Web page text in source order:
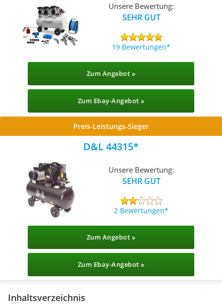
Unsere Bewertung:
SEHR GUT
19 Bewertungen
Zum Angebot »
Zum Ebay-Angebot »
Preis-Leistungs-Sieger
D&L 44315
Unsere Bewertung:
SEHR GUT
2 Bewertungen
Zum Angebot »
Zum Ebay-Angebot »
Inhaltsverzeichnis